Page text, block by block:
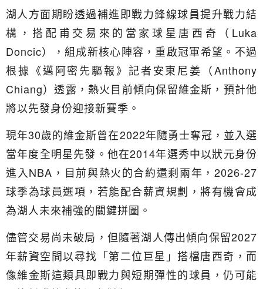
湖人方面期盼透過補進即戰力鋒線球員提升戰力結
構，搭配甫交易來的當家球星唐西奇（Luka
Doncic），組成新核心陣容，重啟冠軍希望。不過
根據《邁阿密先驅報》記者安東尼姜（Anthony
Chiang）透露，熱火目前傾向保留維金斯，預計他
將以先發身份迎接新賽季。
現年30歲的維金斯曾在2022年隨勇士奪冠，並入選
當年度全明星先發。他在2014年選秀中以狀元身份
進入NBA，目前與熱火的合約還剩兩年，2026-27
球季為球員選項，若能配合薪資規劃，將有機會成
為湖人未來補強的關鍵拼圖。
儘管交易尚未破局，但隨著湖人傳出傾向保留2027
年薪資空間以尋找「第二位巨星」搭檔唐西奇，而
像維金斯這類具即戰力與短期彈性的球員，仍可能